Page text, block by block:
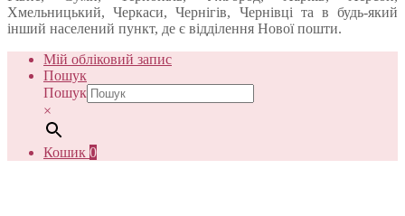
Хмельницький, Черкаси, Чернігів, Чернівці та в будь-який
інший населений пункт, де є відділення Нової пошти.
Мій обліковий запис
Пошук
Пошук
×
Кошик 0